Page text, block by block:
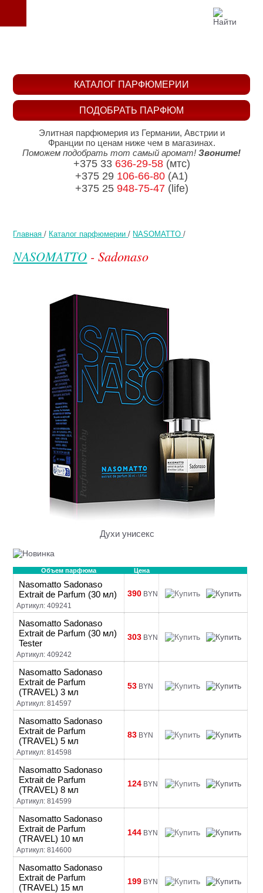
Главная / Каталог парфюмерии / NASOMATTO /
NASOMATTO - Sadonaso
Духи унисекс
Объем парфюма Цена
Nasomatto Sadonaso
Extrait de Parfum (30 мл)
Артикул: 409241
390 BYN
Nasomatto Sadonaso
Extrait de Parfum (30 мл)
Tester
Артикул: 409242
303 BYN
Nasomatto Sadonaso
Extrait de Parfum
(TRAVEL) 3 мл
Артикул: 814597
53 BYN
Nasomatto Sadonaso
Extrait de Parfum
(TRAVEL) 5 мл
Артикул: 814598
83 BYN
Nasomatto Sadonaso
Extrait de Parfum
(TRAVEL) 8 мл
Артикул: 814599
124 BYN
Nasomatto Sadonaso
Extrait de Parfum
(TRAVEL) 10 мл
Артикул: 814600
144 BYN
Nasomatto Sadonaso
Extrait de Parfum
(TRAVEL) 15 мл
199 BYN
ПОДОБРАТЬ ПАРФЮМ
КАТАЛОГ ПАРФЮМЕРИИ
Элитная парфюмерия из Германии, Австрии и
Франции по ценам ниже чем в магазинах.
Поможем подобрать тот самый аромат! Звоните!
+375 33 636-29-58(мтс)
+375 29 106-66-80 (A1)
+375 25 948-75-47(life)